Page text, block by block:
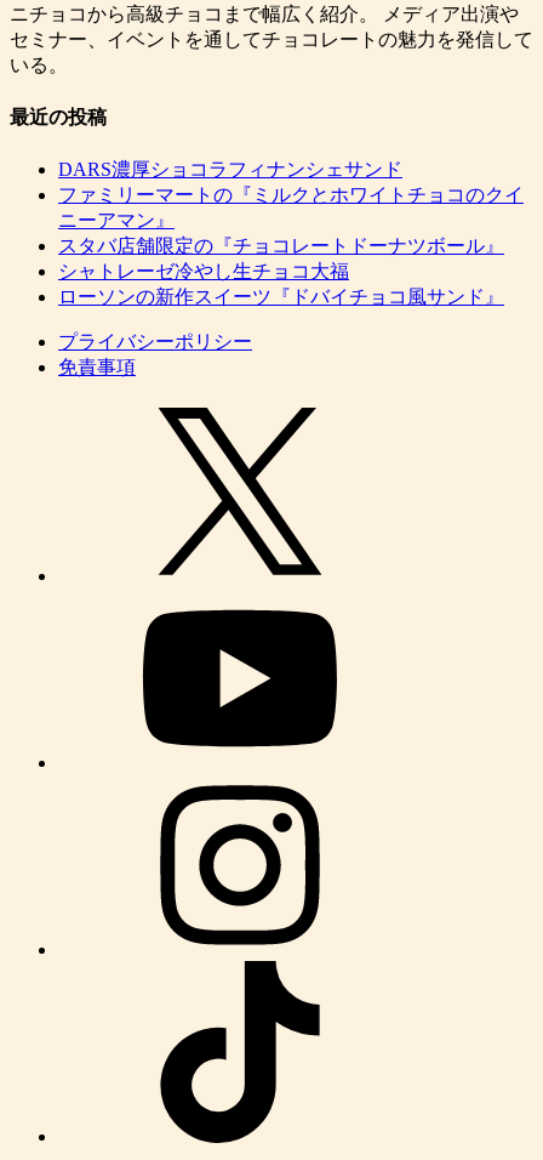
ニチョコから高級チョコまで幅広く紹介。 メディア出演や
セミナー、イベントを通してチョコレートの魅力を発信して
いる。
最近の投稿
DARS濃厚ショコラフィナンシェサンド
ファミリーマートの『ミルクとホワイトチョコのクイ
ニーアマン』
スタバ店舗限定の『チョコレートドーナツボール』
シャトレーゼ冷やし生チョコ大福
ローソンの新作スイーツ『ドバイチョコ風サンド』
プライバシーポリシー
免責事項